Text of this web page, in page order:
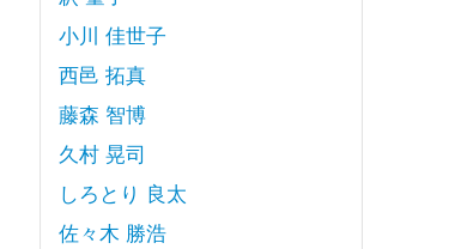
小川 佳世子
西邑 拓真
藤森 智博
久村 晃司
しろとり 良太
佐々木 勝浩